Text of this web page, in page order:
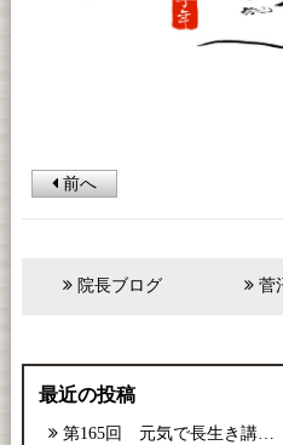
前へ
菅
院長ブログ
最近の投稿
第165回 元気で長生き講座【2026年8月号】